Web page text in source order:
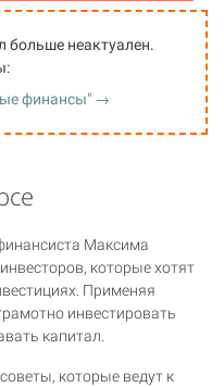
больше неактуален.
финансы" →
Максима
которые хотят
Применяя
инвестировать
капитал.
которые ведут к